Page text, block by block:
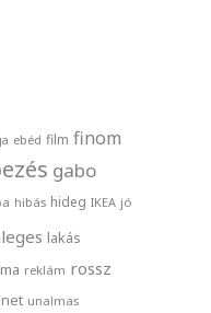
ebéd film finom
gabo
hibás hideg IKEA jó
lakás
reklám rossz
unalmas